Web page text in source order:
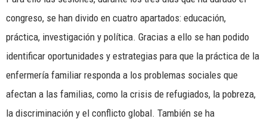
congreso, se han divido en cuatro apartados: educación,
práctica, investigación y política. Gracias a ello se han podido
identificar oportunidades y estrategias para que la práctica de la
enfermería familiar responda a los problemas sociales que
afectan a las familias, como la crisis de refugiados, la pobreza,
la discriminación y el conflicto global. También se ha